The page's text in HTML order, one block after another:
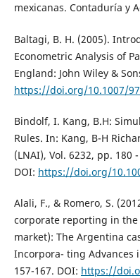
mexicanas. Contaduría y
Baltagi, B. H. (2005).
Econometric Analysis of
England: John Wiley &
https://doi.org/10.1007/
Bindolf, I. Kang, B.H:
Rules. In: Kang, B-H
(LNAI), Vol. 6232, pp. 180
DOI: https://doi.org/
Alali, F., & Romero, S.
corporate reporting in
market): The Argentina
Incorpora- ting Advances
157-167. DOI: https://